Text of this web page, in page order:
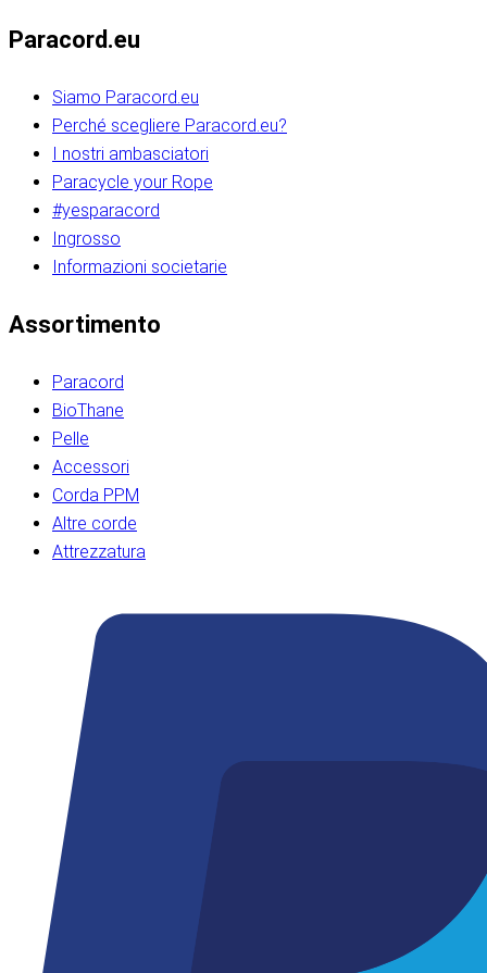
Paracord.eu
Siamo Paracord.eu
Perché scegliere Paracord.eu?
I nostri ambasciatori
Paracycle your Rope
#yesparacord
Ingrosso
Informazioni societarie​​​​‌ ‍ ​‍​‍‌‍ ‌ ​‍‌‍‍‌‌‍‌ ‌‍‍‌‌‍ ‍​‍​‍​ ‍‍​‍​‍‌ ​ ‌‍​‌‌‍ ‍‌‍‍‌‌ ‌​‌ ‍‌​‍ ‍‌‍‍‌‌‍ ​‍​‍​‍ ​​‍​‍‌‍‍​‌ ​‍‌‍‌‌‌‍‌‍​‍​‍​ ‍‍​‍​‍‌‍‍​‌ ‌​‌ ‌​‌ ​​‌ ​ ​ ‍‍​‍ ​‍ ‌ ​​‌‍​‌‌ ​‍‌‍​‌‌‍​ ‌‍ ‌ ​‍‌‍‌​​‍ ‍‌ ​ ‌‍​‌‌‍ ‍‌‍‍‌‌ ‌​‌ ‍‌​‍ ‍‌ ​ ‌ ‌​‌ ‌‌‌‍‌​‌‍‍‌‌‍ ​‍ ‌‍‍‌‌‍ ‍‌ ‌​‌‍‌‌‌‍ ‍‌ ‌​​‍ ‌‍‌‌‌‍‌​‌‍‍‌‌ ‌​​‍ ‌‍ ‌‌‍ ‌‍‌​‌‍‌‌​ ‌‌ ​​‌ ​‍‌‍‌‌‌ ​ ‌‍‌‌‌‍ ‍‌ ‌​‌‍​‌‌ ‌​‌‍‍‌‌‍ ‌‍ ‍​ ‍ ‌‍‍‌‌‍‌​​ ‌‌‍‌‍‌‍ ‌‍ ‌ ‌​‌‍‌‌‌ ​‍​‍ ‌‌‍​‍‌ ​‍‌‍​‌‌‍ ‍‌‍‌​​‍ ‌‌‍‍‌‌‍ ‌‌ ​​‌ ​‍‌‍‍‌‌‍ ‍‌ ‌​​ ‍ ‌ ‌​‌ ‍‌‌ ​​‌‍‌‌​ ‌‌ ‌​‌ ​‍‌‍​‌‌‍ ‍‌ ​ ‌‍ ​‌‍​‌‌ ‌​‌‍‌‌‌‍‌​​‍ ‌‌‍ ‌‌‍‌‌‌ ​ ‌ ​ ‌‍​‌‌‍‌ ‌‍‌‌​ ‍ ‌ ​​‌‍​‌‌ ‌​‌‍‍​​ ‌‌ ‌‍‌‍​‌‌‍ ​‌ ‌‌‌‍‌‌​‍ ‍‌‍‍‌‌ ‌​‌‌ ‌​‍‌‌‌‌​​ ‌‍​‍‌‍​‌‌ ​ ‌‍‌‌‌‌‌‌‌ ​‍‌‍ ​​ ‌‌‍‍​‌ ‌​‌ ‌​‌ ​​‌ ​ ​‍‌‌​ ​ ‌​​‌​‍‌‌​ ​‍‌​‌‍​‍‌‌​ ​‍‌​‌‍‌ ​​‌‍​‌‌ ​‍‌‍​‌‌‍​ ‌‍ ‌ ​‍‌‍‌​​‍ ‍‌ ​ ‌‍​‌‌‍ ‍‌‍‍‌‌ ‌​‌ ‍‌​‍ ‍‌ ​ ‌ ‌​‌ ‌‌‌‍‌​‌‍‍‌‌‍ ​‍‌‍‌‍‍‌‌‍‌​​ ‌‌‍‌‍‌‍ ‌‍ ‌ ‌​‌‍‌‌‌ ​‍​‍ ‌‌‍​‍‌ ​‍‌‍​‌‌‍ ‍‌‍‌​​‍ ‌‌‍‍‌‌‍ ‌‌ ​​‌ ​‍‌‍‍‌‌‍ ‍‌ ‌​​‍‌‍‌ ‌​‌ ‍‌‌ ​​‌‍‌‌​ ‌‌ ‌​‌ ​‍‌‍​‌‌‍ ‍‌ ​ ‌‍ ​‌‍​‌‌ ‌​‌‍‌‌‌‍‌​​‍ ‌‌‍ ‌‌‍‌‌‌ ​ ‌ ​ ‌‍​‌‌‍‌ ‌‍‌‌​‍‌‍‌ ​​‌‍​‌‌ ‌​‌‍‍​​ ‌‌ ‌‍‌‍​‌‌‍ ​‌ ‌‌‌‍‌‌​‍ ‍‌‍‍‌‌ ‌​‌‌ ‌​‍‌‌‌‌​​‍‌‍‌ ​​‌‍‌‌‌ ​‍‌ ​ ‌ ​​‌‍‌‌‌‍​ ‌ ‌​‌‍‍‌‌ ‌‍‌‍‌‌​ ‌‌ ​​‌ ‌‌‌‍​‍‌‍ ​‌‍‍‌‌ ​ ‌‍‍​‌‍‌‌‌‍‌​​‍​‍‌ ‌​​​​‌ ‍ ​‍​‍‌‍ ‌ ​‍‌‍‍‌‌‍‌ ‌‍‍‌‌‍ ‍​‍​‍​ ‍‍​‍​‍‌ ​ ‌‍​‌‌‍ ‍‌‍‍‌‌ ‌​‌ ‍‌​‍ ‍‌‍‍‌‌‍ ​‍​‍​‍ ​​‍​‍‌‍‍​‌ ​‍‌‍‌‌‌‍‌‍​‍​‍​ ‍‍​‍​‍‌‍‍​‌ ‌​‌ ‌​‌ ​​‌ ​ ​ ‍‍​‍ ​‍ ‌ ​​‌‍​‌‌ ​‍‌‍​‌‌‍​ ‌‍ ‌ ​‍‌‍‌​​‍ ‍‌ ​ ‌‍​‌‌‍ ‍‌‍‍‌‌ ‌​‌ ‍‌​‍ ‍‌ ​ ‌ ‌​‌ ‌‌‌‍‌​‌‍‍‌‌‍ ​‍ ‌‍‍‌‌‍ ‍‌ ‌​‌‍‌‌‌‍ ‍‌ ‌​​‍ ‌‍‌‌‌‍‌​‌‍‍‌‌ ‌​​‍ ‌‍ ‌‌‍ ‌‍‌​‌‍‌‌​ ‌‌ ​​‌ ​‍‌‍‌‌‌ ​ ‌‍‌‌‌‍ ‍‌ ‌​‌‍​‌‌ ‌​‌‍‍‌‌‍ ‌‍ ‍​ ‍ ‌‍‍‌‌‍‌​​ ‌‌‍‌‍‌‍ ‌‍ ‌ ‌​‌‍‌‌‌ ​‍​‍ ‌‌‍​‍‌ ​‍‌‍​‌‌‍ ‍‌‍‌​​‍ ‌‌‍‍‌‌‍ ‌‌ ​​‌ ​‍‌‍‍‌‌‍ ‍‌ ‌​​ ‍ ‌ ‌​‌ ‍‌‌ ​​‌‍‌‌​ ‌‌ ‌​‌ ​‍‌‍​‌‌‍ ‍‌ ​ ‌‍ ​‌‍​‌‌ ‌​‌‍‌‌‌‍‌​​‍ ‌‌‍ ‌‌‍‌‌‌ ​ ‌ ​ ‌‍​‌‌‍‌ ‌‍‌‌​ ‍ ‌ ​​‌‍​‌‌ ‌​‌‍‍​​ ‌‌ ‌‍‌‍​‌‌‍ ​‌ ‌‌‌‍‌‌​‍ ‍‌‍‍‌‌ ‌​‌‌ ‌​‍‌‌‌‌​​ ‌‍​‍‌‍​‌‌ ​ ‌‍‌‌‌‌‌‌‌ ​‍‌‍ ​​ ‌‌‍‍​‌ ‌​‌ ‌​‌ ​​‌ ​ ​‍‌‌​ ​ ‌​​‌​‍‌‌​ ​‍‌​‌‍​‍‌‌​ ​‍‌​‌‍‌ ​​‌‍​‌‌ ​‍‌‍​‌‌‍​ ‌‍ ‌ ​‍‌‍‌​​‍ ‍‌ ​ ‌‍​‌‌‍ ‍‌‍‍‌‌ ‌​‌ ‍‌​‍ ‍‌ ​ ‌ ‌​‌ ‌‌‌‍‌​‌‍‍‌‌‍ ​‍‌‍‌‍‍‌‌‍‌​​ ‌‌‍‌‍‌‍ ‌‍ ‌ ‌​‌‍‌‌‌ ​‍​‍ ‌‌‍​‍‌ ​‍‌‍​‌‌‍ ‍‌‍‌​​‍ ‌‌‍‍‌‌‍ ‌‌ ​​‌ ​‍‌‍‍‌‌‍ ‍‌ ‌​​‍‌‍‌ ‌​‌ ‍‌‌ ​​‌‍‌‌​ ‌‌ ‌​‌ ​‍‌‍​‌‌‍ ‍‌ ​ ‌‍ ​‌‍​‌‌ ‌​‌‍‌‌‌‍‌​​‍ ‌‌‍ ‌‌‍‌‌‌ ​ ‌ ​ ‌‍​‌‌‍‌ ‌‍‌‌​‍‌‍‌ ​​‌‍​‌‌ ‌​‌‍‍​​ ‌‌ ‌‍‌‍​‌‌‍ ​‌ ‌‌‌‍‌‌​‍ ‍‌‍‍‌‌ ‌​‌‌ ‌​‍‌‌‌‌​​‍‌‍‌ ​​‌‍‌‌‌ ​‍‌ ​ ‌ ​​‌‍‌‌‌‍​ ‌ ‌​‌‍‍‌‌ ‌‍‌‍‌‌​ ‌‌ ​​‌ ‌‌‌‍​‍‌‍ ​‌‍‍‌‌ ​ ‌‍‍​‌‍‌‌‌‍‌​​‍​‍‌ ‌
Assortimento
Paracord
BioThane
Pelle
Accessori
Corda PPM
Altre corde
Attrezzatura